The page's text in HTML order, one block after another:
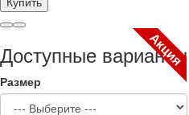
Доступные варианты
Размер
Акция